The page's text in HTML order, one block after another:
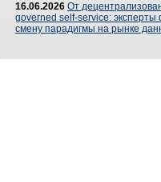
16.06.2026 От
governed self-service: эксперты
смену парадигмы на рынке